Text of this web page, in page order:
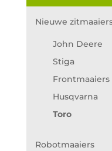
Nieuwe
John Deere
Stiga
Frontmaaiers
Husqvarna
Toro
Robotmaaiers